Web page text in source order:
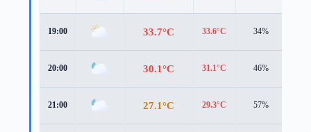
19:00 33.7°C 33.6°C 34%
20:00 30.1°C 31.1°C 46%
21:00 27.1°C 29.3°C 57%